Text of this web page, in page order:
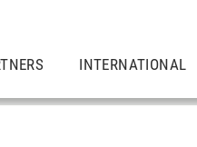
INTERNATIONAL